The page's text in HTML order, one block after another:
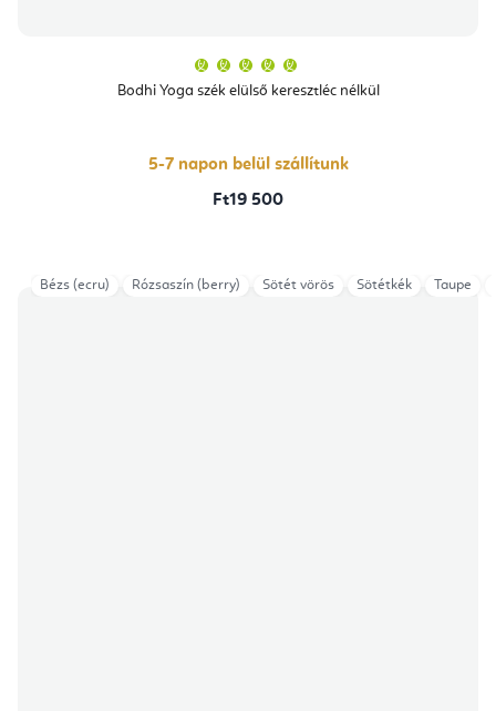
Bodhi Yoga szék elülső keresztléc nélkül
átlagos
értékelése
csillag.
5-7 napon belül szállítunk
Ft19 500
Bézs (ecru) Rózsaszín (berry) Sötét vörös Sötétkék Taupe